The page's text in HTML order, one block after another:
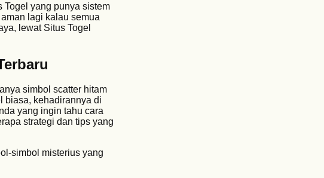
Togel yang punya sistem
lagi kalau semua
lewat Situs Togel
simbol scatter hitam
biasa, kehadirannya di
yang ingin tahu cara
strategi dan tips yang
simbol misterius yang